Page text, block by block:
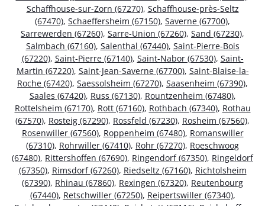
Schaffhouse-sur-Zorn (67270), Schaffhouse-près-Seltz
(67470), Schaeffersheim (67150), Saverne (67700),
Sarrewerden (67260), Sarre-Union (67260), Sand (67230),
Salmbach (67160), Salenthal (67440), Saint-Pierre-Bois
(67220), Saint-Pierre (67140), Saint-Nabor (67530), Saint-
Martin (67220), Saint-Jean-Saverne (67700), Saint-Blaise-la-
Roche (67420), Saessolsheim (67270), Saasenheim (67390),
Saales (67420), Russ (67130), Rountzenheim (67480),
Rottelsheim (67170), Rott (67160), Rothbach (67340), Rothau
(67570), Rosteig (67290), Rossfeld (67230), Rosheim (67560),
Rosenwiller (67560), Roppenheim (67480), Romanswiller
(67310), Rohrwiller (67410), Rohr (67270), Roeschwoog
(67480), Rittershoffen (67690), Ringendorf (67350), Ringeldorf
(67350), Rimsdorf (67260), Riedseltz (67160), Richtolsheim
(67390), Rhinau (67860), Rexingen (67320), Reutenbourg
(67440), Retschwiller (67250), Reipertswiller (67340),